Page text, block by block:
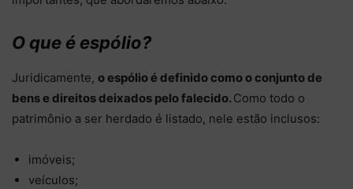
O que é espólio?
Juridicamente, o espólio é definido como o conjunto de
bens e direitos deixados pelo falecido. Como todo o
patrimônio a ser herdado é listado, nele estão inclusos:
imóveis;
veículos;